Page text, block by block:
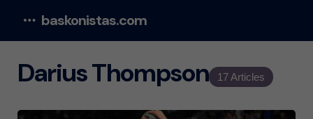
baskonistas.com
17 Articles
Darius Thompson